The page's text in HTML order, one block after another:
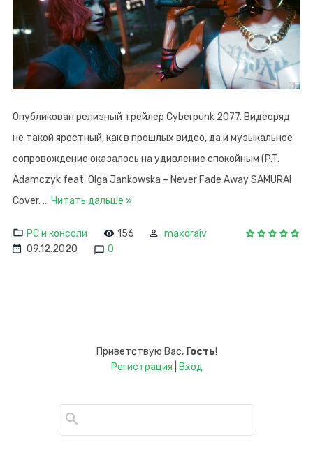
Опубликован релизный трейлер Cyberpunk 2077. Видеоряд
не такой яростный, как в прошлых видео, да и музыкальное
сопровождение оказалось на удивление спокойным (P.T.
Adamczyk feat. Olga Jankowska – Never Fade Away SAMURAI
Cover. ... Читать дальше »
PC и консоли 156
maxdraiv
09.12.2020
0
Приветствую Вас, Гость!
Регистрация
Вход